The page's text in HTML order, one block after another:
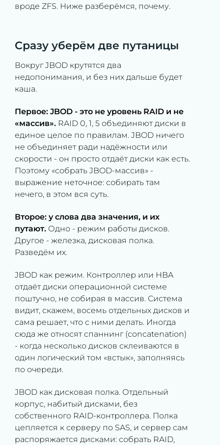
вроде ZFS. Ниже разберёмся, почему.
Сразу уберём две путаницы
Вокруг JBOD крутятся два
недопонимания, и без них дальше будет
каша.
Первое: JBOD - это не уровень RAID и не
«массив». RAID 0, 1, 5 объединяют диски в
единое целое по правилам. JBOD ничего
не объединяет ради надёжности или
скорости - он просто отдаёт диски как есть.
Поэтому «собрать JBOD-массив» -
выражение неточное: собирать там
нечего, в этом вся суть.
Второе: у слова два значения, и их
путают. Одно - режим работы дисков.
Другое - железка, дисковая полка.
Разведём их.
JBOD как режим. Контроллер или HBA
отдаёт диски операционной системе
поштучно, не собирая в массив. Система
видит, скажем, восемь отдельных дисков и
сама решает, что с ними делать. Иногда
сюда же относят спаннинг (concatenation)
- когда несколько дисков склеиваются в
один логический том «встык», заполняясь
по очереди.
JBOD как дисковая полка. Отдельный
корпус, набитый дисками, без
собственного RAID-контроллера. Полка
цепляется к серверу по SAS, и сервер сам
распоряжается дисками: собрать RAID,